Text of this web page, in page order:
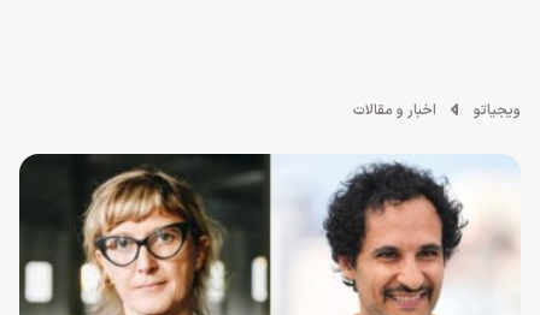
ویجیاتو اخبار و مقالات